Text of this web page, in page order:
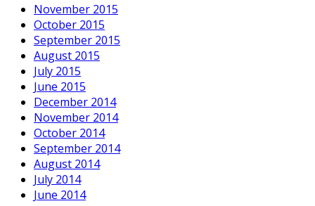
November 2015
October 2015
September 2015
August 2015
July 2015
June 2015
December 2014
November 2014
October 2014
September 2014
August 2014
July 2014
June 2014